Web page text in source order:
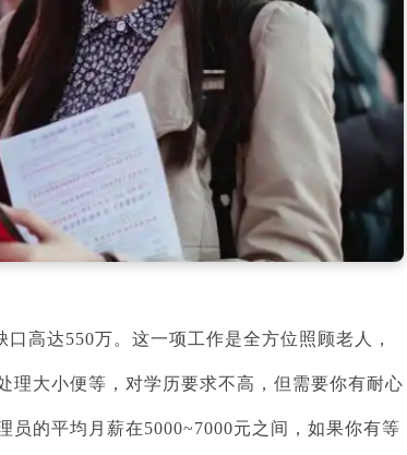
口高达550万。这一项工作是全方位照顾老人，
理大小便等，对学历要求不高，但需要你有耐心
员的平均月薪在5000~7000元之间，如果你有等